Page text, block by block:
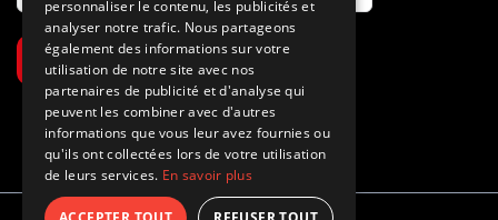
S’abonner
personnaliser le contenu, les publicités et
analyser notre trafic. Nous partageons
également des informations sur votre
utilisation de notre site avec nos
partenaires de publicité et d'analyse qui
peuvent les combiner avec d'autres
informations que vous leur avez fournies ou
qu'ils ont collectées lors de votre utilisation
de leurs services. En savoir plus